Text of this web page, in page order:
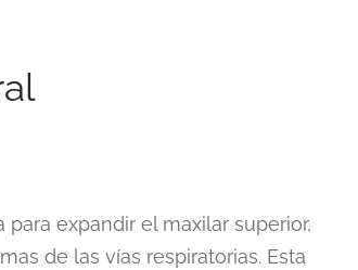
expandir el maxilar superior,
de las vías respiratorias. Esta